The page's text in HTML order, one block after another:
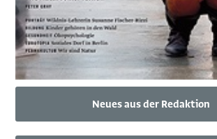
Neues aus der Redaktion